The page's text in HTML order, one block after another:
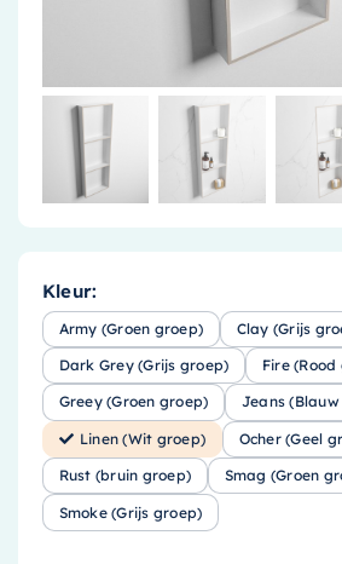
Kleur:
Army (Groen groep) Clay (Grijs
Dark Grey (Grijs groep) Fire
Greey (Groen groep) Jeans
Linen (Wit groep) Ocher (Geel
Rust (bruin groep) Smag (Groen
Smoke (Grijs groep)